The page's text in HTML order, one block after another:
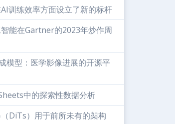
训练效率方面设立了新的标杆
能在Gartner的2023年炒作周
模型：医学影像进展的开源平
中的探索性数据分析
DiTs）用于前所未有的架构